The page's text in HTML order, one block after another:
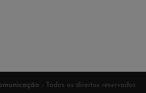
- Todos os direitos reservados